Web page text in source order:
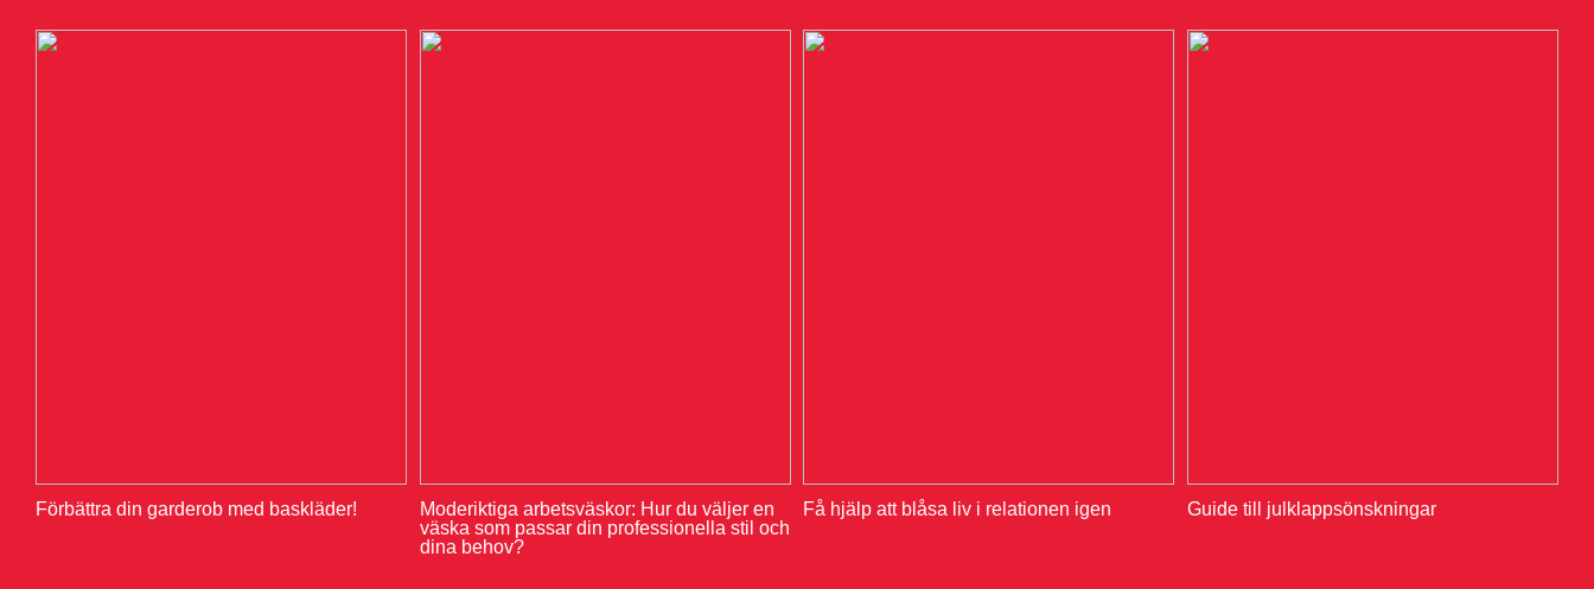
Förbättra din garderob med baskläder!
Moderiktiga arbetsväskor: Hur du väljer en
väska som passar din professionella stil och
dina behov?
Få hjälp att blåsa liv i relationen igen Guide till julklappsönskningar